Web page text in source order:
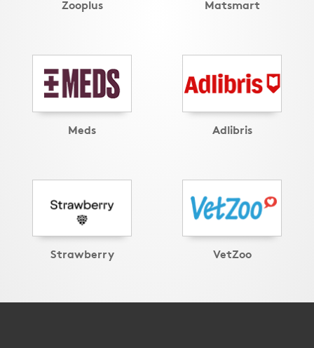
Zooplus Matsmart
Meds Adlibris
Strawberry VetZoo